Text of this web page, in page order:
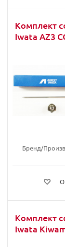
Комплект
Iwata AZ3
Бренд/
Комплект
Iwata